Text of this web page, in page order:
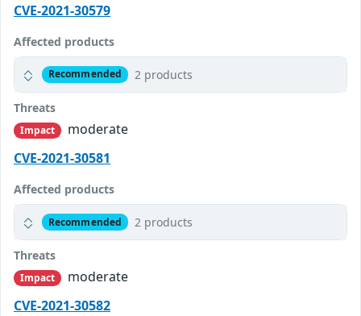
CVE-2021-30579
Affected products
Recommended 2 products
Threats
Impact
moderate
CVE-2021-30581
Affected products
Recommended 2 products
Threats
Impact
moderate
CVE-2021-30582